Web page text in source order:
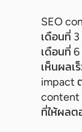
SEO
เดือนที่
เดือนที่
เห็นผลเ
impact
content
ที่ให้ผลต